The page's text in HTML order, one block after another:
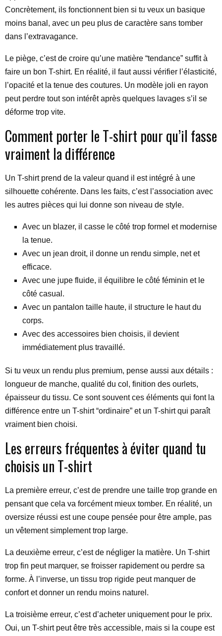
Concrètement, ils fonctionnent bien si tu veux un basique
moins banal, avec un peu plus de caractère sans tomber
dans l’extravagance.
Le piège, c’est de croire qu’une matière “tendance” suffit à
faire un bon T-shirt. En réalité, il faut aussi vérifier l’élasticité,
l’opacité et la tenue des coutures. Un modèle joli en rayon
peut perdre tout son intérêt après quelques lavages s’il se
déforme trop vite.
Comment porter le T-shirt pour qu’il fasse
vraiment la différence
Un T-shirt prend de la valeur quand il est intégré à une
silhouette cohérente. Dans les faits, c’est l’association avec
les autres pièces qui lui donne son niveau de style.
Avec un blazer, il casse le côté trop formel et modernise
la tenue.
Avec un jean droit, il donne un rendu simple, net et
efficace.
Avec une jupe fluide, il équilibre le côté féminin et le
côté casual.
Avec un pantalon taille haute, il structure le haut du
corps.
Avec des accessoires bien choisis, il devient
immédiatement plus travaillé.
Si tu veux un rendu plus premium, pense aussi aux détails :
longueur de manche, qualité du col, finition des ourlets,
épaisseur du tissu. Ce sont souvent ces éléments qui font la
différence entre un T-shirt “ordinaire” et un T-shirt qui paraît
vraiment bien choisi.
Les erreurs fréquentes à éviter quand tu
choisis un T-shirt
La première erreur, c’est de prendre une taille trop grande en
pensant que cela va forcément mieux tomber. En réalité, un
oversize réussi est une coupe pensée pour être ample, pas
un vêtement simplement trop large.
La deuxième erreur, c’est de négliger la matière. Un T-shirt
trop fin peut marquer, se froisser rapidement ou perdre sa
forme. À l’inverse, un tissu trop rigide peut manquer de
confort et donner un rendu moins naturel.
La troisième erreur, c’est d’acheter uniquement pour le prix.
Oui, un T-shirt peut être très accessible, mais si la coupe est